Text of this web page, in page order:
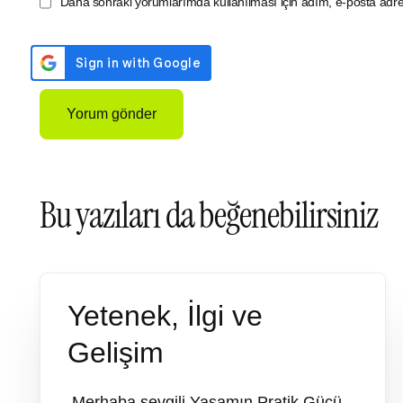
Bu yazıları da beğenebilirsiniz
Yetenek, İlgi ve
Gelişim